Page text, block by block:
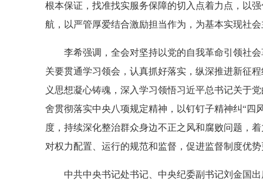
根本保证，找准找实服务保障的切入点着力点，以
航，以严管厚爱结合激励担当作为，为基本实现社
李希强调，全会对坚持以党的自我革命引领社会
关要贯通学习领会，认真抓好落实，纵深推进新征
义思想凝心铸魂，深入学习领悟习近平总书记关于
舍贯彻落实中央八项规定精神，以钉钉子精神纠“四
度，持续深化整治群众身边不正之风和腐败问题，
对权力配置、运行的规范和监督，促进监督制度优
中共中央书记处书记、中央纪委副书记刘金国出